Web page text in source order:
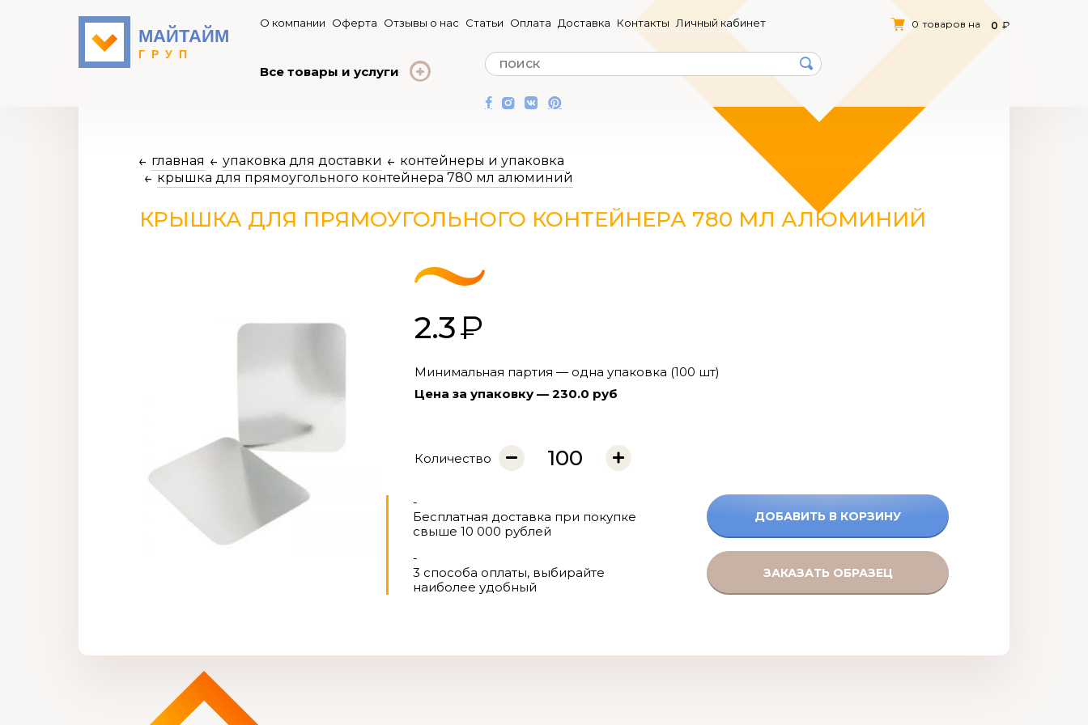
О компании Оферта Отзывы о нас Статьи Оплата Доставка Контакты Личный кабинет 0 товаров на 0
Все товары и услуги
главная упаковка для доставки
контейнеры и упаковка
крышка для прямоугольного контейнера 780 мл алюминий
КРЫШКА ДЛЯ ПРЯМОУГОЛЬНОГО КОНТЕЙНЕРА 780 МЛ АЛЮМИНИЙ
2.3
Минимальная партия — одна упаковка (100 шт)
Цена за упаковку — 230.0 руб
Количество
-
Бесплатная доставка при покупке
свыше 10 000 рублей
-
3 способа оплаты, выбирайте
наиболее удобный